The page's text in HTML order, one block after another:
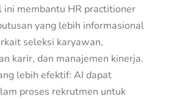
ini membantu HR practitioner
yang lebih informasional
seleksi karyawan,
karir, dan manajemen kinerja.
lebih efektif: AI dapat
proses rekrutmen untuk